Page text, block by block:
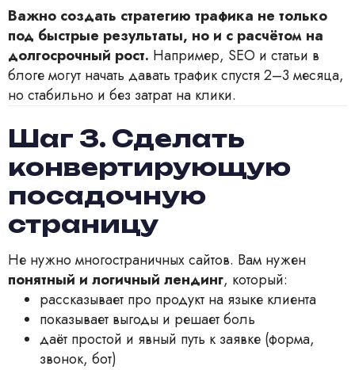
Важно создать стратегию трафика не только
под быстрые результаты, но и с расчётом на
долгосрочный рост. Например, SEO и статьи в
блоге могут начать давать трафик спустя 2–3 месяца,
но стабильно и без затрат на клики.
Шаг 3. Сделать
конвертирующую
посадочную
страницу
Не нужно многостраничных сайтов. Вам нужен
понятный и логичный лендинг, который:
рассказывает про продукт на языке клиента
показывает выгоды и решает боль
даёт простой и явный путь к заявке (форма,
звонок, бот)